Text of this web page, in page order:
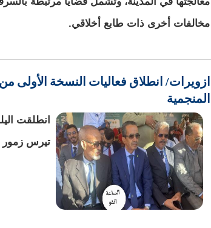
مخالفات أخرى ذات طابع أخلاقي.
ازويرات/ انطلاق فعاليات النسخة الأولى
المنجمية
انطلقت
تيرس زمور